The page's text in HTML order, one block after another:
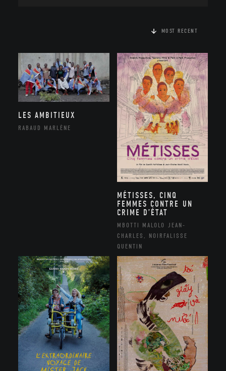
MOST RECENT
LES AMBITIEUX
RABAUD MARLÈNE
MÉTISSES, CINQ
FEMMES CONTRE UN
CRIME D’ÉTAT
MBOTTI MALOLO JEAN-
CHARLES, NOIRFALISSE
QUENTIN